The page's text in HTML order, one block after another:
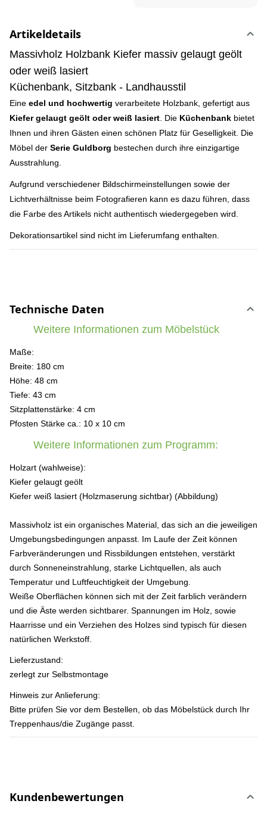
Artikeldetails
Massivholz Holzbank Kiefer massiv gelaugt geölt
oder weiß lasiert
Küchenbank, Sitzbank - Landhausstil
Eine edel und hochwertig verarbeitete Holzbank, gefertigt aus
Kiefer gelaugt geölt oder weiß lasiert . Die Küchenbank bietet
Ihnen und ihren Gästen einen schönen Platz für Geselligkeit. Die
Möbel der Serie Guldborg bestechen durch ihre einzigartige
Ausstrahlung.
Aufgrund verschiedener Bildschirmeinstellungen sowie der
Lichtverhältnisse beim Fotografieren kann es dazu führen, dass
die Farbe des Artikels nicht authentisch wiedergegeben wird.
Dekorationsartikel sind nicht im Lieferumfang enthalten.
Technische Daten
Weitere Informationen zum Möbelstück
Maße:
Breite: 180 cm
Höhe: 48 cm
Tiefe: 43 cm
Sitzplattenstärke: 4 cm
Pfosten Stärke ca.: 10 x 10 cm
Weitere Informationen zum Programm:
Holzart (wahlweise):
Kiefer gelaugt geölt
Kiefer weiß lasiert (Holzmaserung sichtbar) (Abbildung)
Massivholz ist ein organisches Material, das sich an die jeweiligen
Umgebungsbedingungen anpasst. Im Laufe der Zeit können
Farbveränderungen und Rissbildungen entstehen, verstärkt
durch Sonneneinstrahlung, starke Lichtquellen, als auch
Temperatur und Luftfeuchtigkeit der Umgebung.
Weiße Oberflächen können sich mit der Zeit farblich verändern
und die Äste werden sichtbarer. Spannungen im Holz, sowie
Haarrisse und ein Verziehen des Holzes sind typisch für diesen
natürlichen Werkstoff.
Lieferzustand:
zerlegt zur Selbstmontage
Hinweis zur Anlieferung:
Bitte prüfen Sie vor dem Bestellen, ob das Möbelstück durch Ihr
Treppenhaus/die Zugänge passt.
Kundenbewertungen